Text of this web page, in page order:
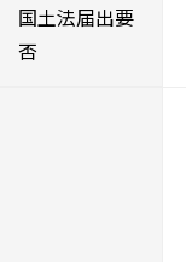
国土法届出要
否